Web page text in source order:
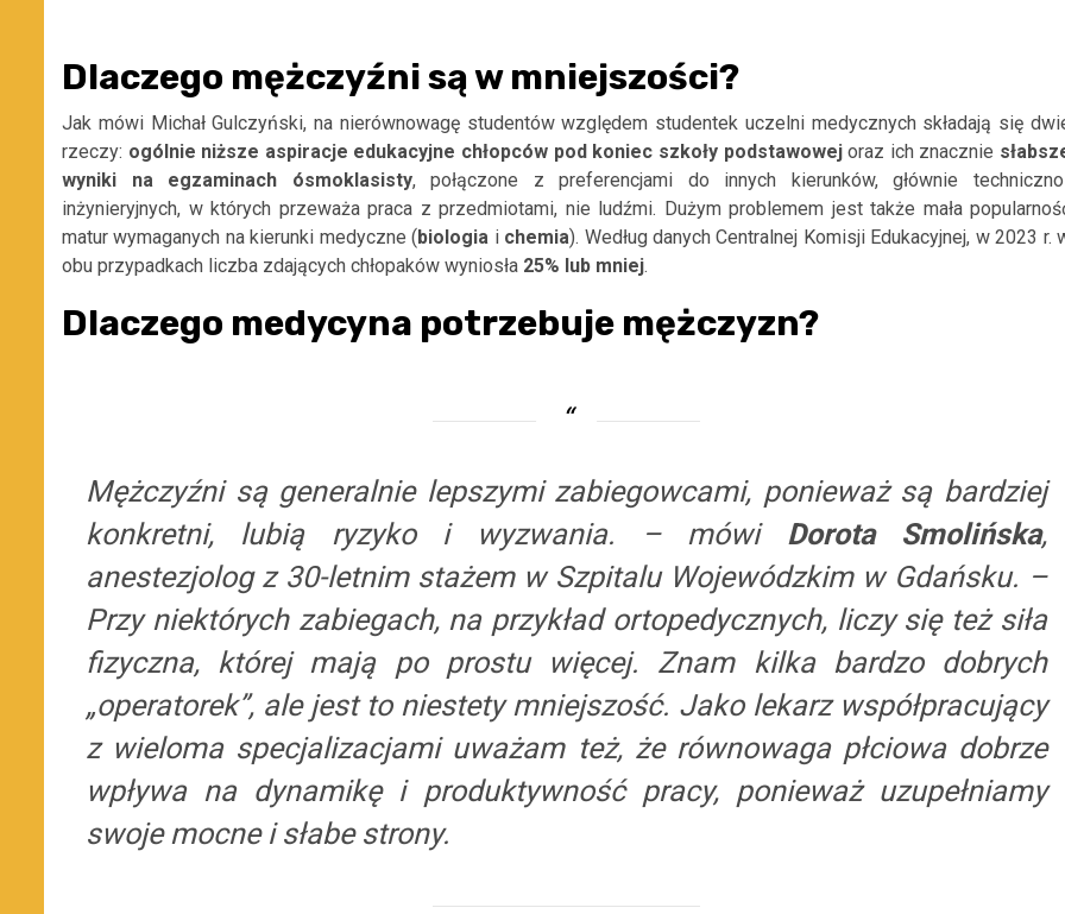
Dlaczego mężczyźni są w mniejszości?
Jak mówi Michał Gulczyński, na nierównowagę studentów względem studentek uczelni medycznych składają się
rzeczy: ogólnie niższe aspiracje edukacyjne chłopców pod koniec szkoły podstawowejoraz ich znacznie
wyniki na egzaminach ósmoklasisty, połączone z preferencjami do innych kierunków, głównie
inżynieryjnych, w których przeważa praca z przedmiotami, nie ludźmi. Dużym problemem jest także mała
matur wymaganych na kierunki medyczne ( biologia i chemia). Według danych Centralnej Komisji Edukacyjnej, w 2023 r.
obu przypadkach liczba zdających chłopaków wyniosła 25% lub mniej.
Dlaczego medycyna potrzebuje mężczyzn?
Mężczyźni są generalnie lepszymi zabiegowcami, ponieważ są bardziej
konkretni, lubią ryzyko i wyzwania. – mówi Dorota Smolińska,
anestezjolog z 30-letnim stażem w Szpitalu Wojewódzkim w Gdańsku. –
Przy niektórych zabiegach, na przykład ortopedycznych, liczy się też siła
fizyczna, której mają po prostu więcej. Znam kilka bardzo dobrych
„operatorek”, ale jest to niestety mniejszość. Jako lekarz współpracujący
z wieloma specjalizacjami uważam też, że równowaga płciowa dobrze
wpływa na dynamikę i produktywność pracy, ponieważ uzupełniamy
swoje mocne i słabe strony.